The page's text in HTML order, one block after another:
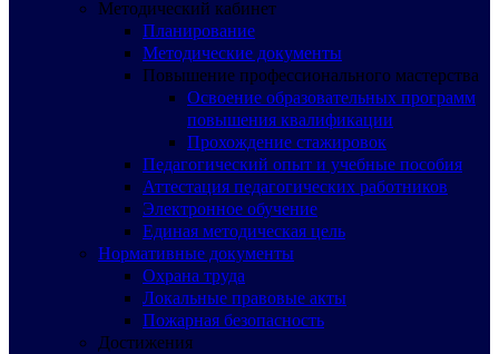
Методический кабинет
Планирование
Методические документы
Повышение профессионального мастерства
Освоение образовательных программ
повышения квалификации
Прохождение стажировок
Педагогический опыт и учебные пособия
Аттестация педагогических работников
Электронное обучение
Единая методическая цель
Нормативные документы
Охрана труда
Локальные правовые акты
Пожарная безопасность
Достижения